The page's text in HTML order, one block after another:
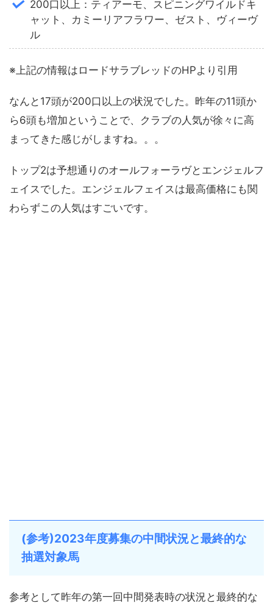
200口以上：ティアーモ、スピニングワイルドキ
ャット、カミーリアフラワー、ゼスト、ヴィーヴ
ル
※上記の情報はロードサラブレッドのHPより引用
なんと17頭が200口以上の状況でした。昨年の11頭か
ら6頭も増加ということで、クラブの人気が徐々に高
まってきた感じがしますね。。。
トップ2は予想通りのオールフォーラヴとエンジェルフ
ェイスでした。エンジェルフェイスは最高価格にも関
わらずこの人気はすごいです。
(参考)2023年度募集の中間状況と最終的な
抽選対象馬
参考として昨年の第一回中間発表時の状況と最終的な